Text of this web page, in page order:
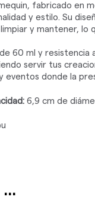
fabricado en
y estilo. Su
y mantener, lo
60 ml y
servir tus
eventos donde la
6,9 cm de